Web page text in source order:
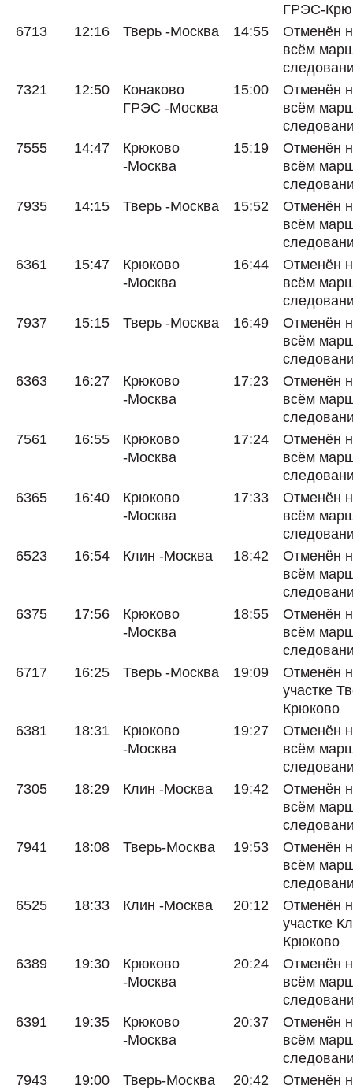
ГРЭС-
6713
12:16 Тверь -Москва 14:55
Отменён
всём
7321
12:50
Конаково
ГРЭС -Москва
15:00
Отменён
всём
7555
14:47
Крюково
-Москва
15:19
Отменён
всём
7935
14:15 Тверь -Москва 15:52
Отменён
всём
6361
15:47
Крюково
-Москва
16:44
Отменён
всём
7937
15:15 Тверь -Москва 16:49
Отменён
всём
6363
16:27
Крюково
-Москва
17:23
Отменён
всём
7561
16:55
Крюково
-Москва
17:24
Отменён
всём
6365
16:40
Крюково
-Москва
17:33
Отменён
всём
6523
16:54 Клин -Москва 18:42
Отменён
всём
6375
17:56
Крюково
-Москва
18:55
Отменён
всём
6717
16:25 Тверь -Москва 19:09
Отменён
участке
Крюково
6381
18:31
Крюково
-Москва
19:27
Отменён
всём
7305
18:29 Клин -Москва 19:42
Отменён
всём
7941
18:08 Тверь-Москва 19:53
Отменён
всём
6525
18:33 Клин -Москва 20:12
Отменён
участке
Крюково
6389
19:30
Крюково
-Москва
20:24
Отменён
всём
6391
19:35
Крюково
-Москва
20:37
Отменён
всём
7943
19:00 Тверь-Москва 20:42
Отменён